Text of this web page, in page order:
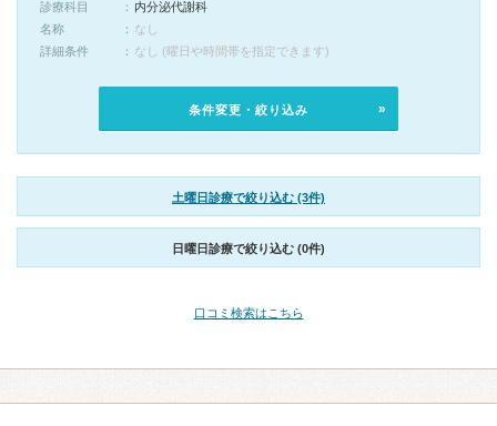
診療科目
内分泌代謝科
名称
なし
詳細条件
なし (曜日や時間帯を指定できます)
条件変更・絞り込み
土曜日診療で絞り込む (3件)
日曜日診療で絞り込む (0件)
口コミ検索はこちら